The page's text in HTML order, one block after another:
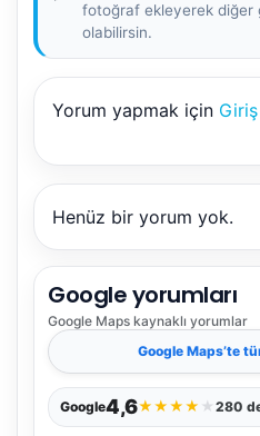
fotoğraf ekleyerek diğer
olabilirsin.
Yorum yapmak için Giriş
Henüz bir yorum yok.
Google yorumları
Google Maps kaynaklı yorumlar
Google Maps’te
Google4,6★★★★ ★ 280
NBY Akıllı Asistan
AI kullanmadan, sitedeki
önerir.
Şehir / ilçe
🧭 Rehber ⭐